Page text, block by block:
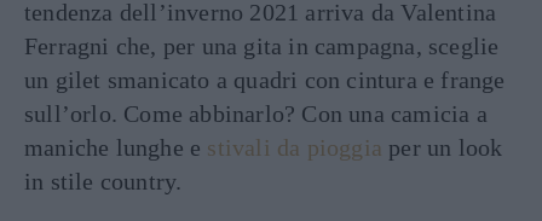
tendenza dell’inverno 2021 arriva da Valentina
Ferragni che, per una gita in campagna, sceglie
un gilet smanicato a quadri con cintura e frange
sull’orlo. Come abbinarlo? Con una camicia a
maniche lunghe e stivali da pioggia per un look
in stile country.